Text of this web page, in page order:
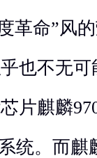
革命”风
也不无
片麒麟
统。而